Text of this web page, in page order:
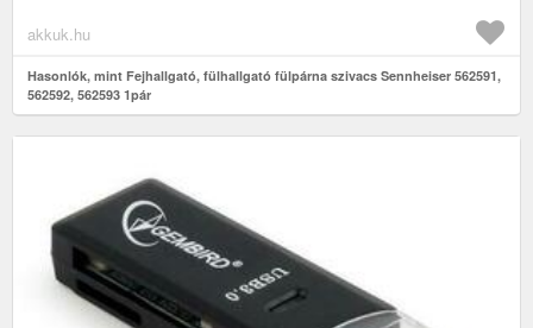
akkuk.hu
Hasonlók, mint Fejhallgató, fülhallgató fülpárna szivacs Sennheiser 562591,
562592, 562593 1pár